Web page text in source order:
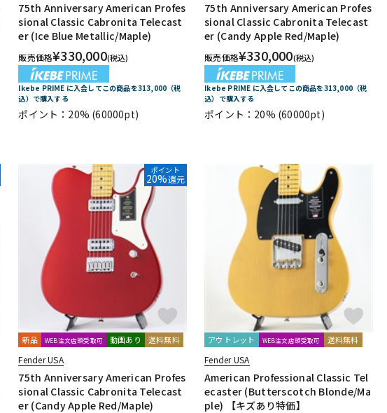
75th Anniversary American Profes
sional Classic Cabronita Telecast
er (Ice Blue Metallic/Maple)
販売価格¥330,000(税込)
Ikebe PRIME に入会してこの商品を313,000（税
込）で購入する
ポイント：20% (60000pt)
75th Anniversary American Profes
sional Classic Cabronita Telecast
er (Candy Apple Red/Maple)
販売価格¥330,000(税込)
Ikebe PRIME に入会してこの商品を313,000（税
込）で購入する
ポイント：20% (60000pt)
ポイント
20%還元
新品 WEB注文店頭受取可 動画あり 送料無料
Fender USA
75th Anniversary American Profes
sional Classic Cabronita Telecast
er (Candy Apple Red/Maple)
アウトレット WEB注文店頭受取可 送料無料
Fender USA
American Professional Classic Tel
ecaster (Butterscotch Blonde/Ma
ple) 【キズあり特価】